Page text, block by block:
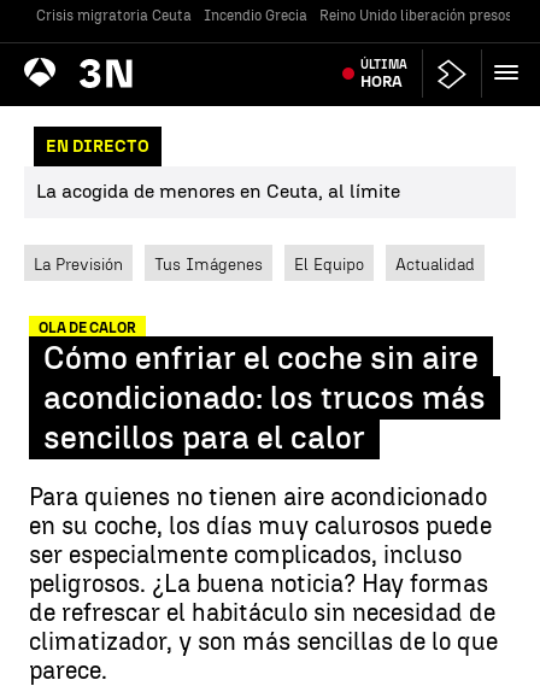
Crisis migratoria Ceuta Incendio Grecia Reino Unido liberación presos
Antena
3 Noticias ÚLTIMA
HORA
EN DIRECTO
La acogida de menores en Ceuta, al límite
La Previsión Tus Imágenes El Equipo Actualidad
OLA DE CALOR
Cómo enfriar el coche sin aire
acondicionado: los trucos más
sencillos para el calor
Para quienes no tienen aire acondicionado
en su coche, los días muy calurosos puede
ser especialmente complicados, incluso
peligrosos. ¿La buena noticia? Hay formas
de refrescar el habitáculo sin necesidad de
climatizador, y son más sencillas de lo que
parece.